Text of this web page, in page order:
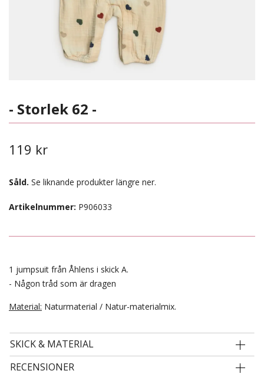
- Storlek 62 -
119 kr
Såld. Se liknande produkter längre ner.
Artikelnummer: P906033
1 jumpsuit från Åhlens i skick A.
- Någon tråd som är dragen
Material: Naturmaterial / Natur-materialmix.
SKICK & MATERIAL
RECENSIONER